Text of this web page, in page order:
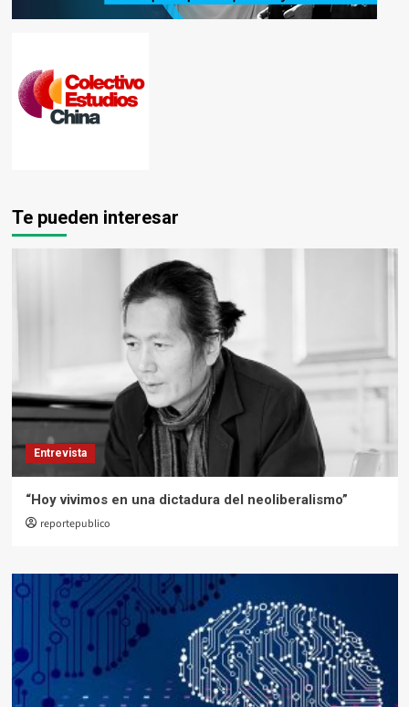
Te pueden interesar
Entrevista
“Hoy vivimos en una dictadura del neoliberalismo”
reportepublico